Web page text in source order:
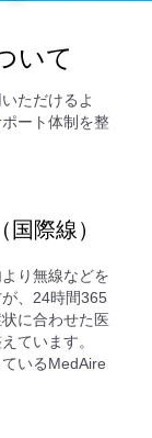
いて
ただけるよ
ート体制を整
際線）
り無線などを
、24時間365
に合わせた医
ています。
いるMedAire